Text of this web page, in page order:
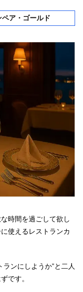
ア・ゴールド
時間を過ごして欲し
使えるレストランカ
ンにしようか”と二人
です。